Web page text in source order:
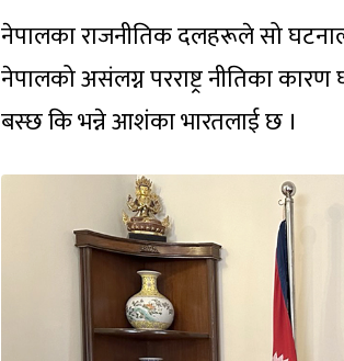
नेपालका राजनीतिक दलहरूले सो
नेपालको असंलग्न परराष्ट्र नीतिका
बस्छ कि भन्ने आशंका भारतलाई छ ।